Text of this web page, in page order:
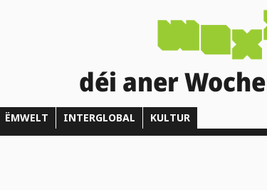
déi aner
ËMWELT INTERGLOBAL KULTUR